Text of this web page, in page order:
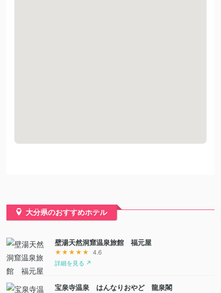
大分県のおすすめホテル
壁湯天然洞窟温泉旅館 福元屋
★★★★★
4.6
詳細を見る ↗
宝泉寺温泉 はんなりおやど 龍泉閣